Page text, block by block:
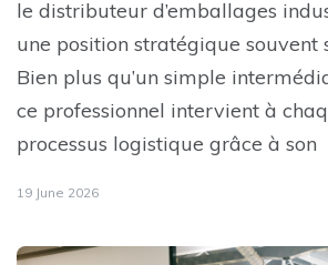
le distributeur d’emballages
une position stratégique souvent
Bien plus qu’un simple
ce professionnel intervient à
processus logistique grâce à son
19 June 2026